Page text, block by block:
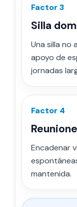
Factor 3
Silla
Una silla no
apoyo de
jornadas
Factor 4
Encadenar
mantenida.